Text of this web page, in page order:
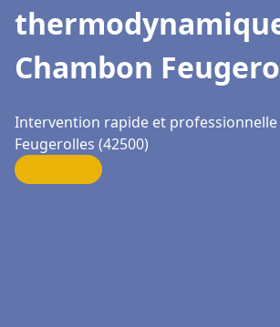
Chambon
Intervention rapide et professionnelle
Feugerolles (42500)